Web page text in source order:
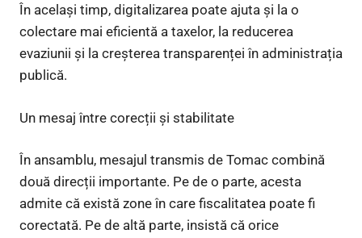
În același timp, digitalizarea poate ajuta și la o
colectare mai eficientă a taxelor, la reducerea
evaziunii și la creșterea transparenței în administrația
publică.
Un mesaj între corecții și stabilitate
În ansamblu, mesajul transmis de Tomac combină
două direcții importante. Pe de o parte, acesta
admite că există zone în care fiscalitatea poate fi
corectată. Pe de altă parte, insistă că orice